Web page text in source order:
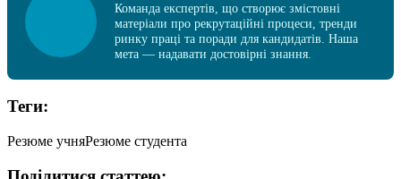
Команда експертів, що створює змістовні
матеріали про рекрутаційні процеси, тренди
ринку праці та поради для кандидатів. Наша
мета — надавати достовірні знання.
Теги:
Резюме учняРезюме студента